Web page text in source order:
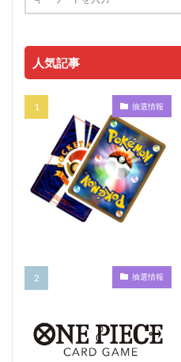
人気記事
抽選情報
抽選情報